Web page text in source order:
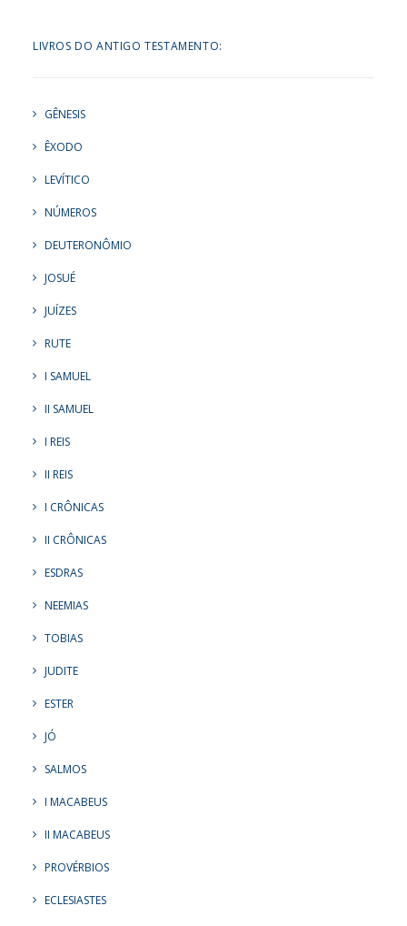
LIVROS DO ANTIGO TESTAMENTO:
GÊNESIS
ÊXODO
LEVÍTICO
NÚMEROS
DEUTERONÔMIO
JOSUÉ
JUÍZES
RUTE
I SAMUEL
II SAMUEL
I REIS
II REIS
I CRÔNICAS
II CRÔNICAS
ESDRAS
NEEMIAS
TOBIAS
JUDITE
ESTER
JÓ
SALMOS
I MACABEUS
II MACABEUS
PROVÉRBIOS
ECLESIASTES